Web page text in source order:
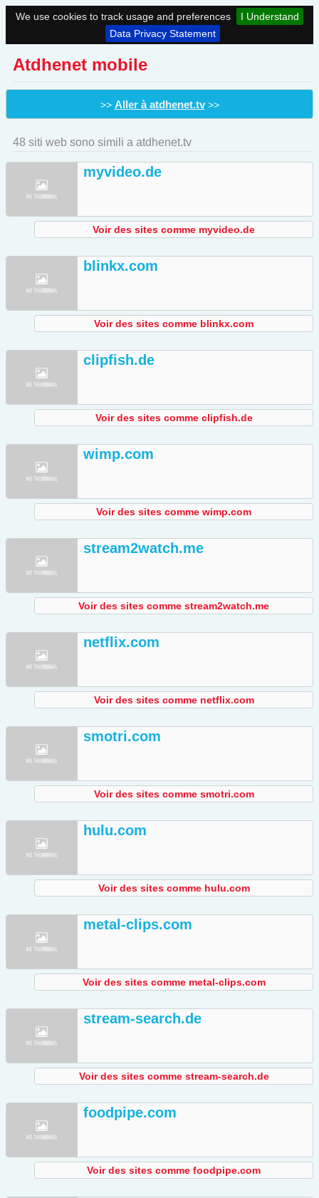
We use cookies to track usage and preferences
I Understand
Data Privacy Statement
Atdhenet mobile
>> Aller à atdhenet.tv>>
48 siti web sono simili a atdhenet.tv
myvideo.de
Voir des sites comme myvideo.de
blinkx.com
Voir des sites comme blinkx.com
clipfish.de
Voir des sites comme clipfish.de
wimp.com
Voir des sites comme wimp.com
stream2watch.me
Voir des sites comme stream2watch.me
netflix.com
Voir des sites comme netflix.com
smotri.com
Voir des sites comme smotri.com
hulu.com
Voir des sites comme hulu.com
metal-clips.com
Voir des sites comme metal-clips.com
stream-search.de
Voir des sites comme stream-search.de
foodpipe.com
Voir des sites comme foodpipe.com